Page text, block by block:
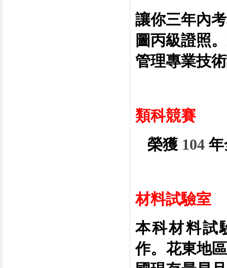
讓你三年內
圖丙級證照
管理專業技
類科競賽
榮獲 104
材料試驗室
本科材料試
作。 花東地